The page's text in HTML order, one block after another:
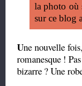
la photo où
sur ce blog
Une nouvelle
romanesque !
bizarre ? Une